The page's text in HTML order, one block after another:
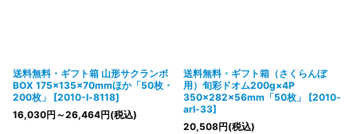
送料無料・ギフト箱 山形サクランボ
BOX 175×135×70mmほか「50枚・
200枚」
[2010-l-8118]
16,030円 ～26,464円(税込)
送料無料・ギフト箱（さくらんぼ
用）旬彩ドオム200g×4P
350×282×56mm「50枚」
[2010-
arl-33]
20,508円(税込)